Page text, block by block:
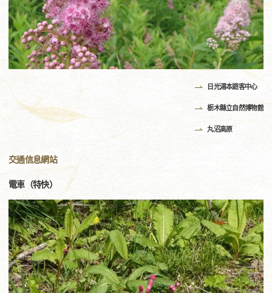
日光湯本遊客中心
栃木縣立自然博物館
丸沼高原
交通信息網站
電車（特快）